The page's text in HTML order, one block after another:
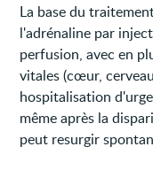
La base du
l'adrénaline par
perfusion, avec en
vitales (cœur,
hospitalisation
même après la
peut resurgir